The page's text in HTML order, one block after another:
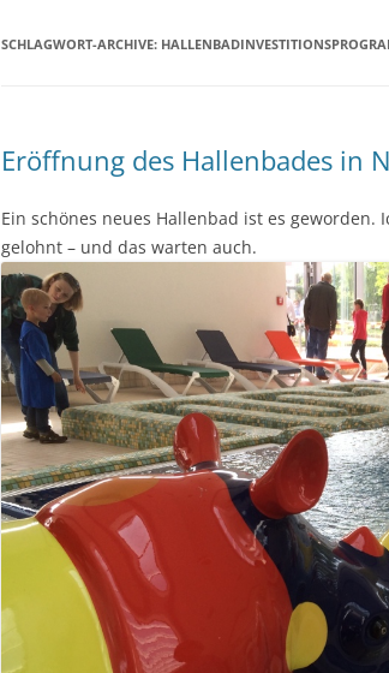
SCHLAGWORT-ARCHIVE:
Eröffnung des Hallenbades in
Ein schönes neues Hallenbad ist es
gelohnt – und das warten auch.